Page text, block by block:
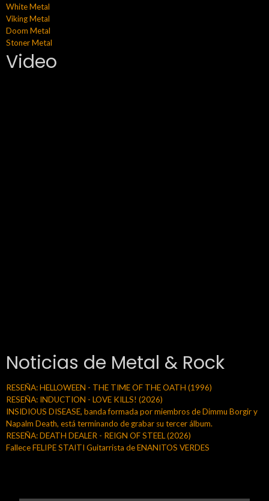
White Metal
Viking Metal
Doom Metal
Stoner Metal
Video
Noticias de Metal & Rock
RESEÑA: HELLOWEEN - THE TIME OF THE OATH (1996)
RESEÑA: INDUCTION - LOVE KILLS! (2026)
INSIDIOUS DISEASE, banda formada por miembros de Dimmu Borgir y
Napalm Death, está terminando de grabar su tercer álbum.
RESEÑA: DEATH DEALER - REIGN OF STEEL (2026)
Fallece FELIPE STAITI Guitarrista de ENANITOS VERDES